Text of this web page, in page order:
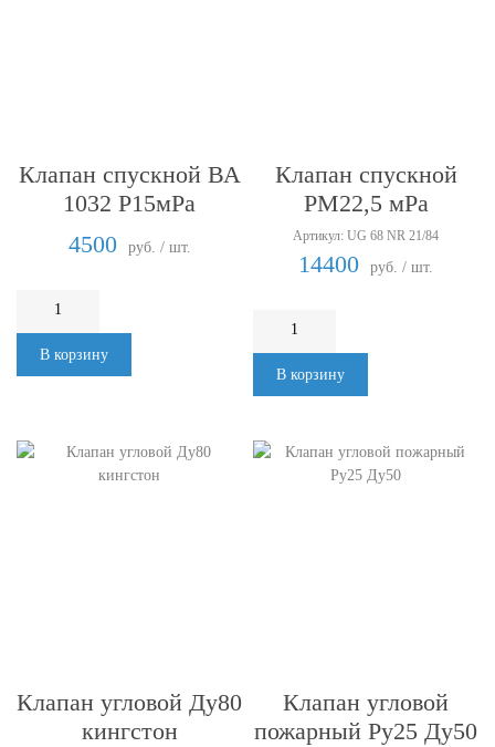
Клапан спускной ВА
1032 Р15мРа
4500
руб. / шт.
В корзину
Клапан спускной
РМ22,5 мРа
Артикул: UG 68 NR 21/84
14400 руб. / шт.
В корзину
Клапан угловой Ду80
кингстон
Клапан угловой
пожарный Ру25 Ду50